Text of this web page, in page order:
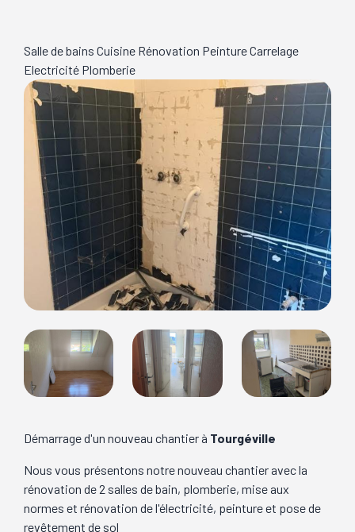
Salle de bains Cuisine Rénovation PeintureCarrelage
Electricité Plomberie
Démarrage d'un nouveau chantier à Tourgéville
Nous vous présentons notre nouveau chantier avec la
rénovation de 2 salles de bain, plomberie, mise aux
normes et rénovation de l'électricité, peinture et pose de
revêtement de sol